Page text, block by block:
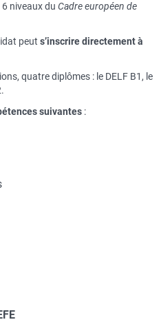
niveaux du Cadre européen de
peut s’inscrire directement à
quatre diplômes : le DELF B1, le
suivantes :